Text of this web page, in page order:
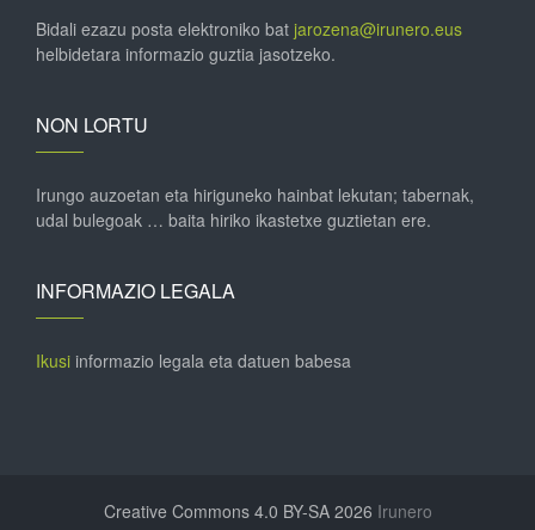
Bidali ezazu posta elektroniko bat jarozena@irunero.eus
helbidetara informazio guztia jasotzeko.
NON LORTU
Irungo auzoetan eta hiriguneko hainbat lekutan; tabernak,
udal bulegoak … baita hiriko ikastetxe guztietan ere.
INFORMAZIO LEGALA
Ikusi informazio legala eta datuen babesa
Creative Commons 4.0 BY-SA 2026 Irunero